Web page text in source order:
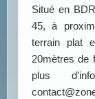
Situé en
45, à
terrain plat
20mètres de
plus